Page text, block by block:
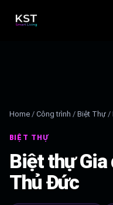
Home / Công trình / Biệt Thự /
BIỆT THỰ
Biệt thự
Thủ Đức